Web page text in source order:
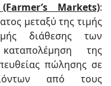
Markets):
μεταξύ της τιμής
διάθεσης των
της
πώλησης σε
από τους